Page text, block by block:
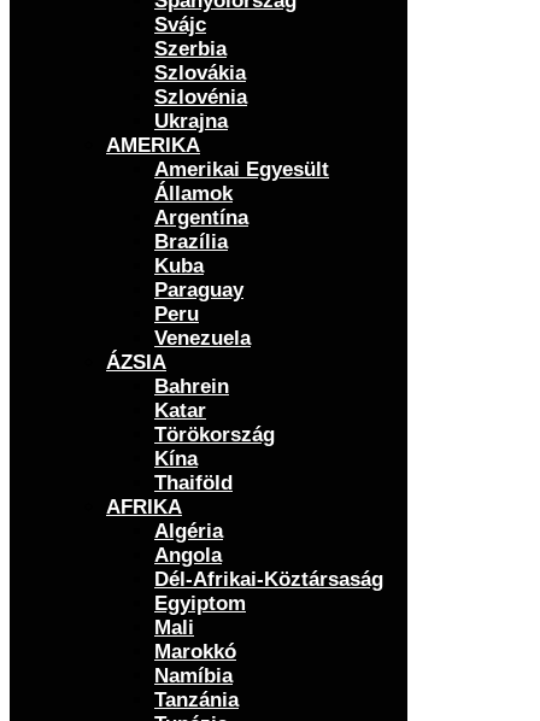
Svájc
Szerbia
Szlovákia
Szlovénia
Ukrajna
AMERIKA
Amerikai Egyesült
Államok
Argentína
Brazília
Kuba
Paraguay
Peru
Venezuela
ÁZSIA
Bahrein
Katar
Törökország
Kína
Thaiföld
AFRIKA
Algéria
Angola
Dél-Afrikai-Köztársaság
Egyiptom
Mali
Marokkó
Namíbia
Tanzánia